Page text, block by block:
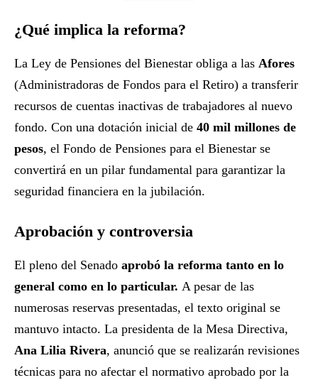
¿Qué implica la reforma?
La Ley de Pensiones del Bienestar obliga a las Afores
(Administradoras de Fondos para el Retiro) a transferir
recursos de cuentas inactivas de trabajadores al nuevo
fondo. Con una dotación inicial de 40 mil millones de
pesos, el Fondo de Pensiones para el Bienestar se
convertirá en un pilar fundamental para garantizar la
seguridad financiera en la jubilación.
Aprobación y controversia
El pleno del Senado aprobó la reforma tanto en lo
general como en lo particular. A pesar de las
numerosas reservas presentadas, el texto original se
mantuvo intacto. La presidenta de la Mesa Directiva,
Ana Lilia Rivera, anunció que se realizarán revisiones
técnicas para no afectar el normativo aprobado por la